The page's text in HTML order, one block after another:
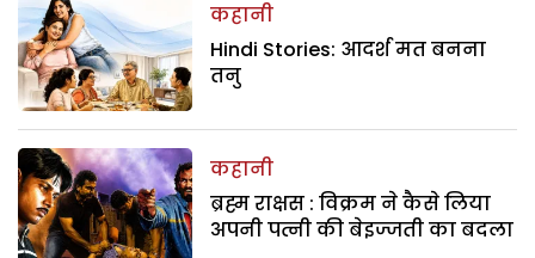
कहानी
Hindi Stories: आदर्श मत बनना
तनु
कहानी
ब्रह्म राक्षस : विक्रम ने कैसे लिया
अपनी पत्नी की बेइज्जती का बदला